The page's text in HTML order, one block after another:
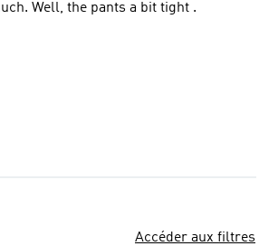
Well, the pants a bit tight .
Accéder aux filtres